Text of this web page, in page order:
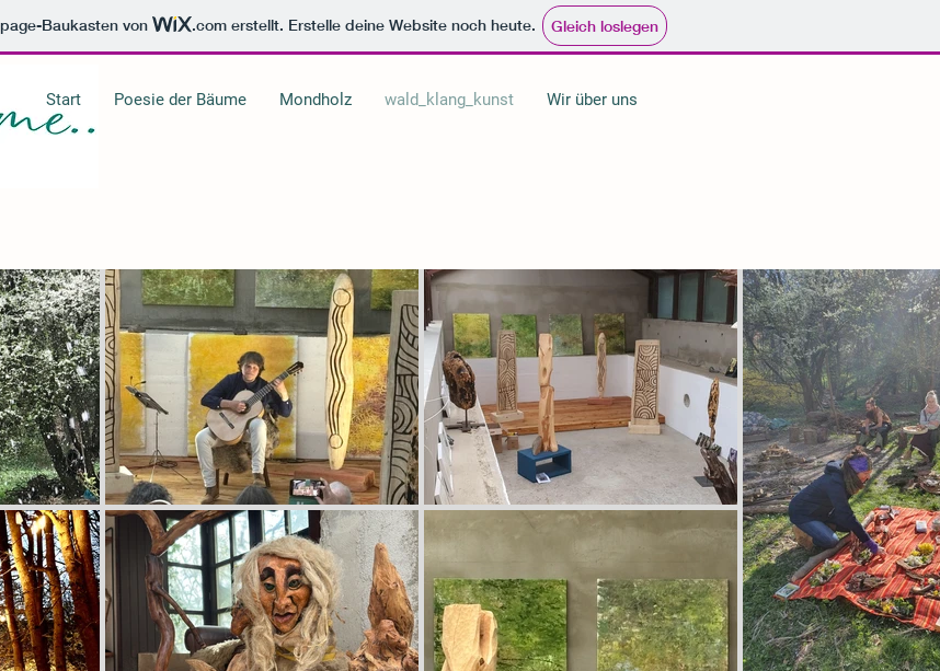
Baukasten von .com erstellt. Erstelle deine Website noch heute. Gleich loslegen
Start Poesie der Bäume Mondholz wald_klang_kunst Wir über uns